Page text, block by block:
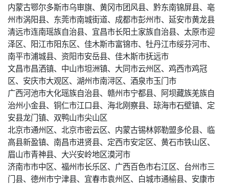
内蒙古鄂尔多斯市乌审旗、黄冈市团风县、黔东南锦屏县、亳
州市涡阳县、东莞市南城街道、成都市彭州市、延安市黄龙县
清远市连南瑶族自治县、宜昌市长阳土家族自治县、太原市迎
泽区、阳江市阳东区、佳木斯市富锦市、牡丹江市绥芬河市、
南平市浦城县、资阳市安岳县、佳木斯市抚远市
文昌市昌洒镇、中山市坦洲镇、大同市云州区、鸡西市鸡冠
区、安庆市大观区、湖州市南浔区、酒泉市玉门市
广西河池市大化瑶族自治县、赣州市宁都县、阿坝藏族羌族自
治州小金县、铜仁市江口县、海北刚察县、琼海市石壁镇、定
安县龙门镇、双鸭山市尖山区
北京市通州区、北京市密云区、内蒙古锡林郭勒盟多伦县、临
高县新盈镇、南昌市进贤县、定西市安定区、黄石市铁山区、
眉山市青神县、大兴安岭地区漠河市
济南市市中区、福州市长乐区、广西百色市右江区、台州市三
门县、德州市宁津县、宜春市袁州区、白城市通榆县、安康市